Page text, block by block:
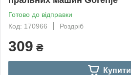
Готово до відправки
Код: 170966
Роздріб
309 ₴
Купити